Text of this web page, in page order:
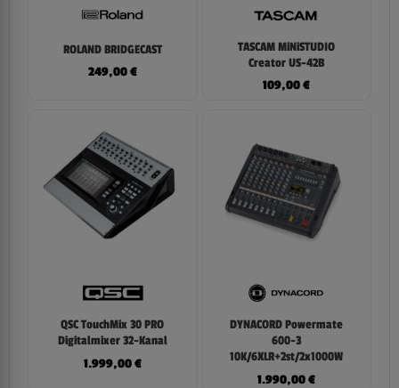
ROLAND BRIDGECAST
249,00€
TASCAM MiNiSTUDIO
Creator US-42B
109,00€
QSC TouchMix 30 PRO
Digitalmixer 32-Kanal
1.999,00€
DYNACORD Powermate
600-3
10K/6XLR+2st/2x1000W
1.990,00€